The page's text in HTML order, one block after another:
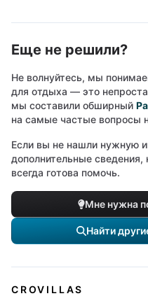
Еще не решили?
Не волнуйтесь, мы
для отдыха — это
мы составили обширный
на самые частые вопросы
Если вы не нашли нужную
дополнительные
всегда готова помочь.
Мне нужна
Найти
CROVILLAS